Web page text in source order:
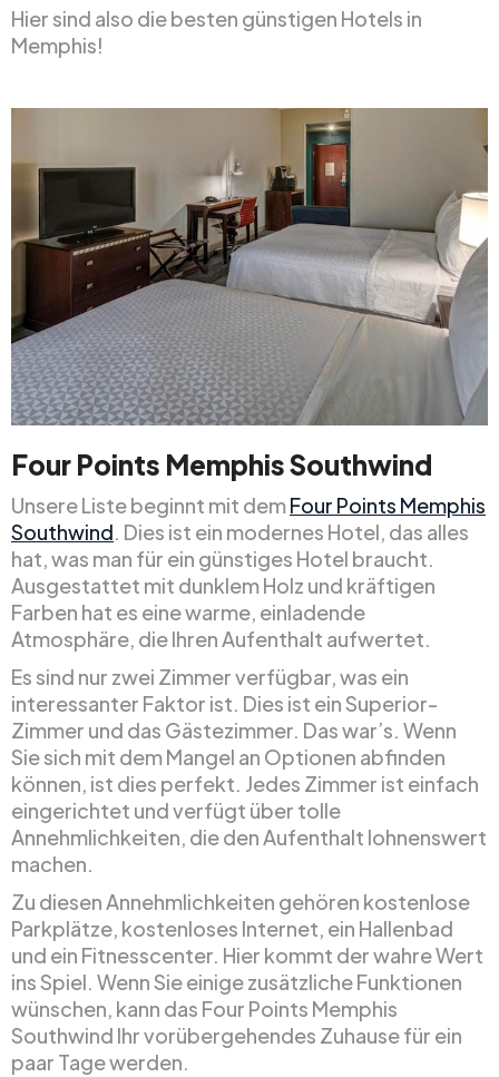
Hier sind also die besten günstigen Hotels in
Memphis!
Four Points Memphis Southwind
Unsere Liste beginnt mit demFour Points Memphis
Southwind. Dies ist ein modernes Hotel, das alles
hat, was man für ein günstiges Hotel braucht.
Ausgestattet mit dunklem Holz und kräftigen
Farben hat es eine warme, einladende
Atmosphäre, die Ihren Aufenthalt aufwertet.
Es sind nur zwei Zimmer verfügbar, was ein
interessanter Faktor ist. Dies ist ein Superior-
Zimmer und das Gästezimmer. Das war’s. Wenn
Sie sich mit dem Mangel an Optionen abfinden
können, ist dies perfekt. Jedes Zimmer ist einfach
eingerichtet und verfügt über tolle
Annehmlichkeiten, die den Aufenthalt lohnenswert
machen.
Zu diesen Annehmlichkeiten gehören kostenlose
Parkplätze, kostenloses Internet, ein Hallenbad
und ein Fitnesscenter. Hier kommt der wahre Wert
ins Spiel. Wenn Sie einige zusätzliche Funktionen
wünschen, kann das Four Points Memphis
Southwind Ihr vorübergehendes Zuhause für ein
paar Tage werden.